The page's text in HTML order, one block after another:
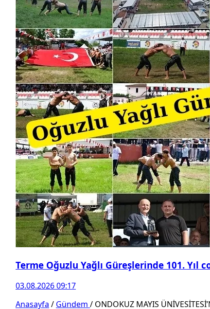
Terme Oğuzlu Yağlı Güreşlerinde 101. Yıl
03.08.2026 09:17
Anasayfa / Gündem / ONDOKUZ MAYIS